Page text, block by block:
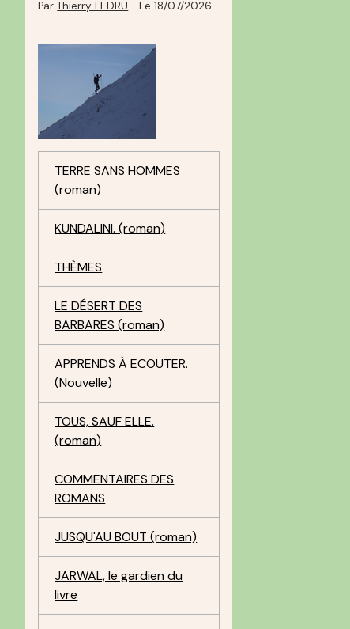
ParThierry LEDRU Le 18/07/2026
TERRE SANS HOMMES
(roman)
KUNDALINI. (roman)
THÈMES
LE DÉSERT DES
BARBARES (roman)
APPRENDS À ECOUTER.
(Nouvelle)
TOUS, SAUF ELLE.
(roman)
COMMENTAIRES DES
ROMANS
JUSQU'AU BOUT (roman)
JARWAL, le gardien du
livre